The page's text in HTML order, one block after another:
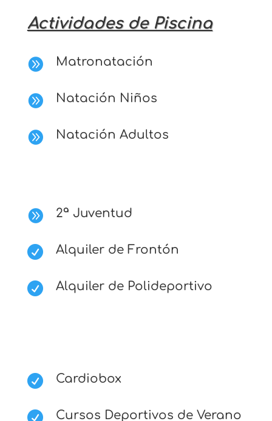
Actividades de Piscina
 Matronatación
 Natación Niños
 Natación Adultos
 2ª Juventud
 Alquiler de Frontón
 Alquiler de Polideportivo
 Cardiobox
 Cursos Deportivos de Verano